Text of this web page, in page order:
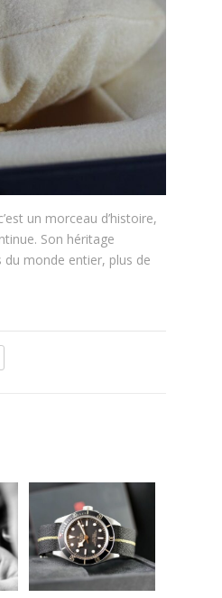
un morceau d’histoire,
Son héritage
monde entier, plus de